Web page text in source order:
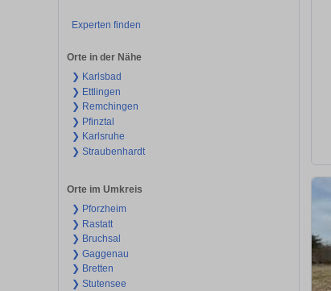
Experten finden
Orte in der Nähe
❯ Karlsbad
❯ Ettlingen
❯ Remchingen
❯ Pfinztal
❯ Karlsruhe
❯ Straubenhardt
Orte im Umkreis
❯ Pforzheim
❯ Rastatt
❯ Bruchsal
❯ Gaggenau
❯ Bretten
❯ Stutensee